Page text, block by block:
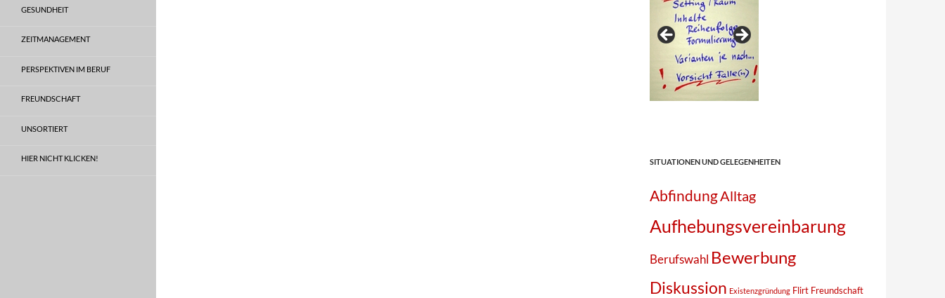
SITUATIONEN UND GELEGENHEITEN
AbfindungAlltag
Aufhebungsvereinbarung
Berufswahl Bewerbung
Diskussion Existenzgründung Flirt Freundschaft
GESUNDHEIT
ZEITMANAGEMENT
PERSPEKTIVEN IM BERUF
FREUNDSCHAFT
UNSORTIERT
HIER NICHT KLICKEN!